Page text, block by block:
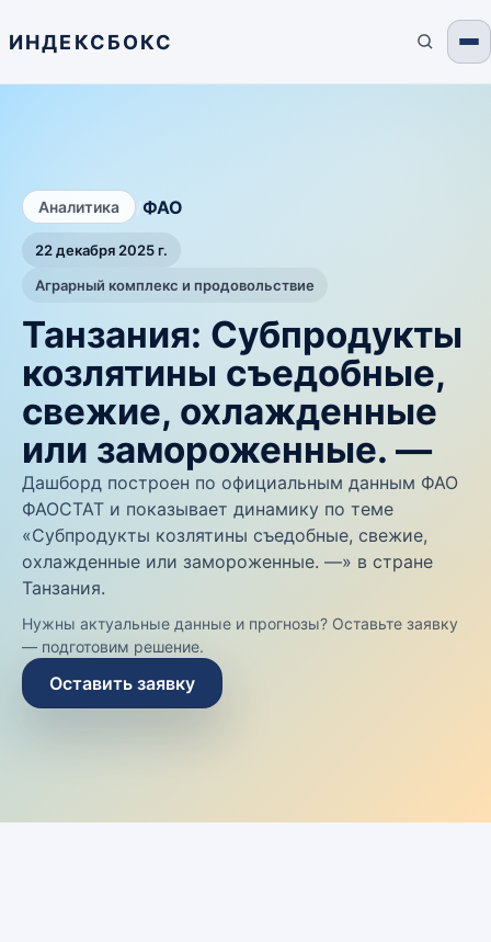
ИНДЕКСБОКС
Аналитика ФАО
22 декабря 2025 г.
Аграрный комплекс и продовольствие
Танзания: Субпродукты
козлятины съедобные,
свежие, охлажденные
или замороженные. —
Дашборд построен по официальным данным ФАО
ФАОСТАТ и показывает динамику по теме
«Субпродукты козлятины съедобные, свежие,
охлажденные или замороженные. —» в стране
Танзания.
Нужны актуальные данные и прогнозы? Оставьте заявку
— подготовим решение.
Оставить заявку